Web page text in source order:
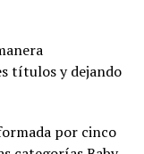
títulos y dejando
por cinco